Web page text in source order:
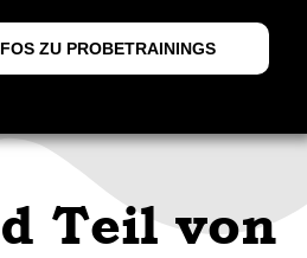
ZU PROBETRAININGS
Teil von